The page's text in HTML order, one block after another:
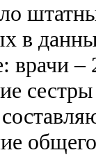
в
врачи –